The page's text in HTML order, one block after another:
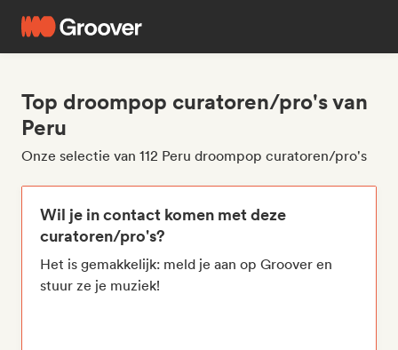
Top droompop curatoren/pro's van
Peru
Onze selectie van 112 Peru droompop curatoren/pro's
Wil je in contact komen met deze
curatoren/pro's?
Het is gemakkelijk: meld je aan op Groover en
stuur ze je muziek!